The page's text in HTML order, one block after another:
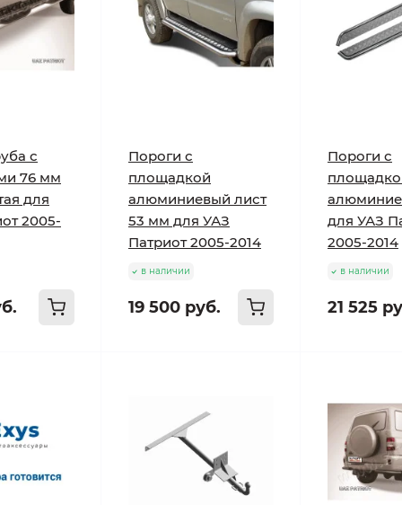
с
76 мм
для
2005-
Пороги с
площадкой
алюминиевый лист
53 мм для УАЗ
Патриот 2005-2014
в наличии
19 500 руб.
Пороги с
для УАЗ
2005-2014
в наличии
21 525